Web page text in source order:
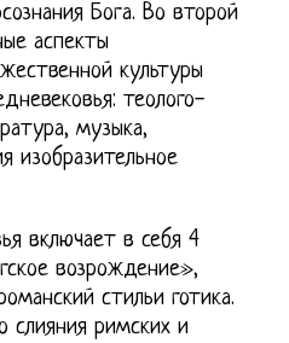
Бога. Во второй
аспекты
культуры
теолого-
музыка,
изобразительное
включает в себя 4
возрождение»,
стильи готика.
слияния римских и